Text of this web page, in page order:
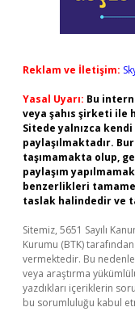
Reklam ve İletişim:
Yasal Uyarı: Bu
veya şahıs şirketi ile
Sitede yalnızca kendi
paylaşılmaktadır.
taşımamakta olup,
paylaşım
benzerlikleri
taslak halindedir ve
Sitemiz, 5651 Sayılı
Kurumu (BTK)
vermektedir. Bu
veya araştırma
yazdıkları içeriklerin
bu sorumluluğu kabul